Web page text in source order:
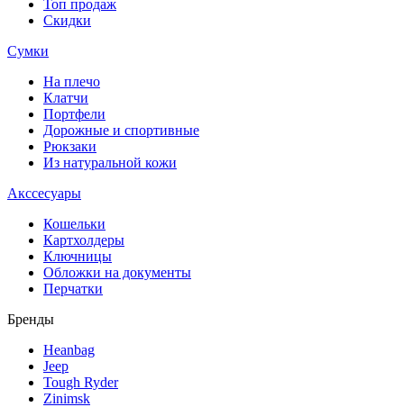
Топ продаж
Скидки
Сумки
На плечо
Клатчи
Портфели
Дорожные и спортивные
Рюкзаки
Из натуральной кожи
Акссесуары
Кошельки
Картхолдеры
Ключницы
Обложки на документы
Перчатки
Бренды
Heanbag
Jeep
Tough Ryder
Zinimsk